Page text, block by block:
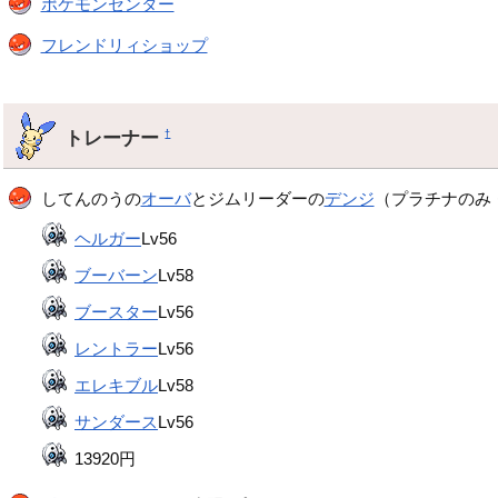
フレンドリィショップ
トレーナー†
してんのうのオーバとジムリーダーのデンジ （プラチナのみ
ヘルガーLv56
ブーバーンLv58
ブースターLv56
レントラーLv56
エレキブルLv58
サンダースLv56
13920円